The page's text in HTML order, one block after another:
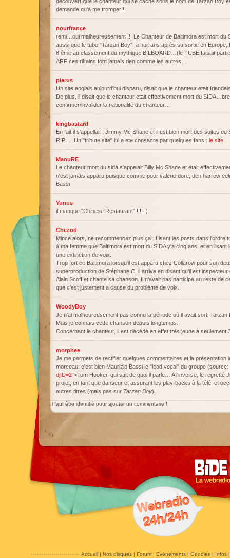
demande qu'à me tromper!!!
nourfrance
remi…oui malheureusement !!! Le Chanteur de Baltimora est mort du
aussi que le tube "Tarzan Boy", a huit ans après sa sortie en
8 ème au classement du mythique BILBOARD…(le TUBE faisait
ARF ces rikains font jamais rien comme les autres…
pierus
Un site anglais aujourd'hui disparu, disait que le chanteur etait
De plus, il disait que le chanteur etait effectivement mort du
confirmer/invalider la nationalité du chanteur…
kingbastard
En fait il s'appellait : Jimmy Mc Shane et il est bien mort des suites du
RIP…..Un "tribute site" lui a ete consacre par quelques fans : le site
ManuRE
Le chanteur mort du sida s'appelait Billy Mc Shane et était
n'est jamais apparu puisque comme pour valerie dore, den harrow
Bassi
Yunus
il manque "Chinese Restaurant" !!!! :)
Chezod
Mince alors, ne recommencez plus ça : Lisant les posts dans l'ordre
à ma femme que Baltimora est mort du SIDA y'a cinq ans, et en lisant
une extinction de voix.
Trop fort ce Baltimora lorsqu'il est apparu chez Collarow pour son
superproduction de Stéphane C. il arrive en disant qu'il est
Alain Scoff et chante sa chanson. Il n'avait pas participé au reste de
que c'est justement à cause du problème de voix.
WoodyBoy
Je n'ai malheureusement pas connu la période où il avait sorti Tarzan
Mais je connais cette chanson depuis longtemps.
Concernant le chanteur, il est décédé en effet très jeune à seulement
morphee
Je me permets de rectifier quelques commentaires et la présentation
morceau: c'est bien Maurizio Bassi le "lead vocal" du groupe (source:
djID=2">Tom Hooker, qui sait de quoi il parle… A l'inverse, le regretté
projet, en tant que danseur et assurant les play-backs à la télé, et
autres titres (mais pas sur Tarzan Boy).
Il faut être identifié pour ajouter un commentaire !
Accueil| Nos disques| Forum| Evénements| Goodies| Infos